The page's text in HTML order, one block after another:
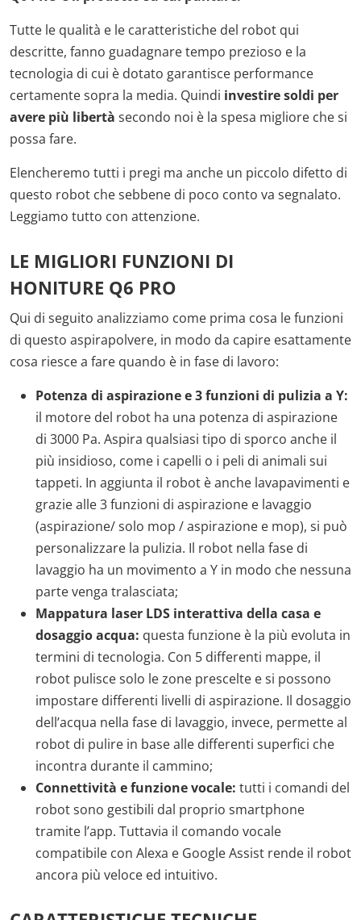
Tutte le qualità e le caratteristiche del robot qui
descritte, fanno guadagnare tempo prezioso e la
tecnologia di cui è dotato garantisce performance
certamente sopra la media. Quindi investire soldi per
avere più libertà secondo noi è la spesa migliore che si
possa fare.
Elencheremo tutti i pregi ma anche un piccolo difetto di
questo robot che sebbene di poco conto va segnalato.
Leggiamo tutto con attenzione.
LE MIGLIORI FUNZIONI DI
HONITURE Q6 PRO
Qui di seguito analizziamo come prima cosa le funzioni
di questo aspirapolvere, in modo da capire esattamente
cosa riesce a fare quando è in fase di lavoro:
Potenza di aspirazione e 3 funzioni di pulizia a Y:
il motore del robot ha una potenza di aspirazione
di 3000 Pa. Aspira qualsiasi tipo di sporco anche il
più insidioso, come i capelli o i peli di animali sui
tappeti. In aggiunta il robot è anche lavapavimenti e
grazie alle 3 funzioni di aspirazione e lavaggio
(aspirazione/ solo mop / aspirazione e mop), si può
personalizzare la pulizia. Il robot nella fase di
lavaggio ha un movimento a Y in modo che nessuna
parte venga tralasciata;
Mappatura laser LDS interattiva della casa e
dosaggio acqua: questa funzione è la più evoluta in
termini di tecnologia. Con 5 differenti mappe, il
robot pulisce solo le zone prescelte e si possono
impostare differenti livelli di aspirazione. Il dosaggio
dell’acqua nella fase di lavaggio, invece, permette al
robot di pulire in base alle differenti superfici che
incontra durante il cammino;
Connettività e funzione vocale: tutti i comandi del
robot sono gestibili dal proprio smartphone
tramite l’app. Tuttavia il comando vocale
compatibile con Alexa e Google Assist rende il robot
ancora più veloce ed intuitivo.